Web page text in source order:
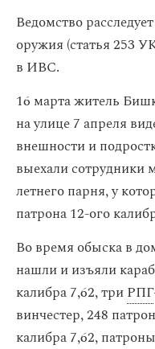
Ведомство
оружия (статья 253
в ИВС.
16 марта житель
на улице 7 апреля
внешности и
выехали сотрудники
летнего парня, у
патрона 12-ого
Во время обыска в
нашли и изъяли
калибра 7,62, триРПГ
винчестер, 248
калибра 7,62,